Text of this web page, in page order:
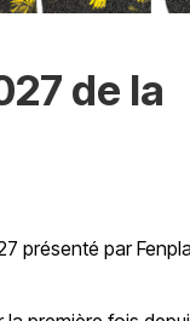
de la
présenté par